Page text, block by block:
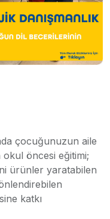
çocuğunuzun aile
öncesi eğitimi;
ürünler yaratabilen
katkı